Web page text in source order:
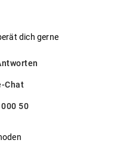
dich gerne
Chat
50